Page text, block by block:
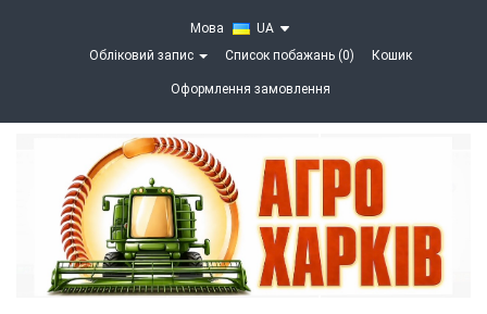
Мова
UA
Обліковий запис
Список побажань (0) Кошик
Оформлення замовлення